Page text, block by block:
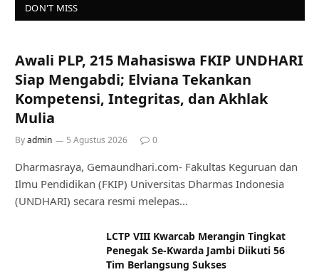
DON'T MISS
Awali PLP, 215 Mahasiswa FKIP UNDHARI
Siap Mengabdi; Elviana Tekankan
Kompetensi, Integritas, dan Akhlak
Mulia
Byadmin 5 Agustus 2026 0
Dharmasraya, Gemaundhari.com- Fakultas Keguruan dan
Ilmu Pendidikan (FKIP) Universitas Dharmas Indonesia
(UNDHARI) secara resmi melepas…
LCTP VIII Kwarcab Merangin Tingkat
Penegak Se-Kwarda Jambi Diikuti 56
Tim Berlangsung Sukses